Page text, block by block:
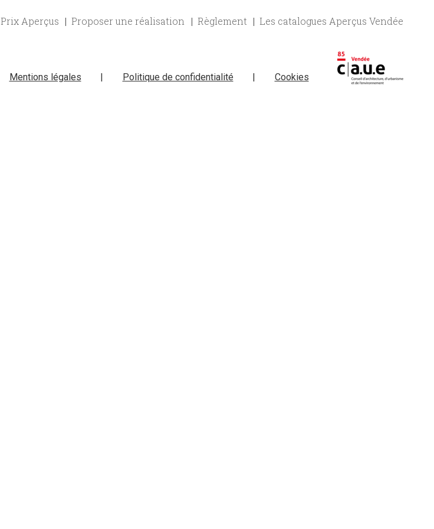
Prix Aperçus Proposer une réalisation Règlement Les catalogues Aperçus Vendée
Mentions légales Politique de confidentialité Cookies